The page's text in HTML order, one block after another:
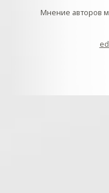
Мнение авторов